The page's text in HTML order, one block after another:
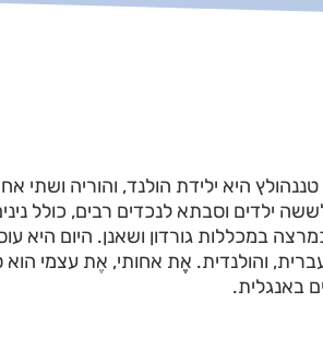
היא ילידת הולנד, והוריה ושתי
ילדים וסבתא לנכדים רבים, כולל
במכללות גורדון ושאנן. היום היא
והולנדית. אֶֶת אחותי, אֶת עצמי
באנגלית.